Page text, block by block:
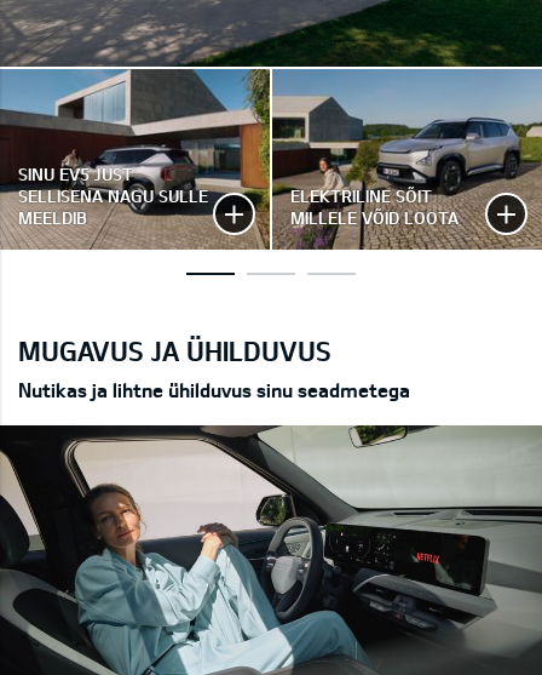
SINU EV5 JUST
SELLISENA NAGU SULLE
MEELDIB
ELEKTRILINE SÕIT
MILLELE VÕID LOOTA
MUGAVUS JA ÜHILDUVUS
Nutikas ja lihtne ühilduvus sinu seadmetega